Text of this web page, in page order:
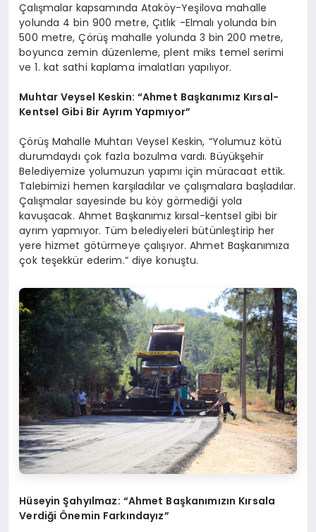
Çalışmalar kapsamında Ataköy-Yeşilova mahalle
yolunda 4 bin 900 metre, Çıtlık -Elmalı yolunda bin
500 metre, Çörüş mahalle yolunda 3 bin 200 metre,
boyunca zemin düzenleme, plent miks temel serimi
ve 1. kat sathi kaplama imalatları yapılıyor.
Muhtar Veysel Keskin: “Ahmet Başkanımız Kırsal-
Kentsel Gibi Bir Ayrım Yapmıyor”
Çörüş Mahalle Muhtarı Veysel Keskin, “Yolumuz kötü
durumdaydı çok fazla bozulma vardı. Büyükşehir
Belediyemize yolumuzun yapımı için müracaat ettik.
Talebimizi hemen karşıladılar ve çalışmalara başladılar.
Çalışmalar sayesinde bu köy görmediği yola
kavuşacak. Ahmet Başkanımız kırsal-kentsel gibi bir
ayrım yapmıyor. Tüm belediyeleri bütünleştirip her
yere hizmet götürmeye çalışıyor. Ahmet Başkanımıza
çok teşekkür ederim.” diye konuştu.
Hüseyin Şahyılmaz: “Ahmet Başkanımızın Kırsala
Verdiği Önemin Farkındayız”